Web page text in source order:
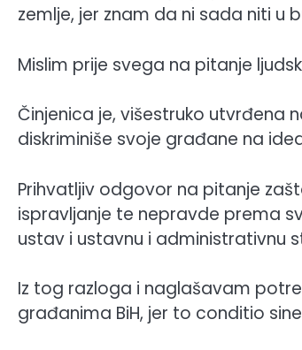
zemlje, jer znam da ni sada niti
Mislim prije svega na pitanje
Činjenica je, višestruko utvrđena
diskriminiše svoje građane na
Prihvatljiv odgovor na pitanje
ispravljanje te nepravde prema
ustav i ustavnu i administrativnu
Iz tog razloga i naglašavam
građanima BiH, jer to conditio